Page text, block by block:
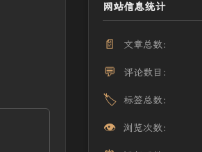
网站信息统计
📄 文章总数：
💬 评论数目：
🏷️ 标签总数：
👁️ 浏览次数：